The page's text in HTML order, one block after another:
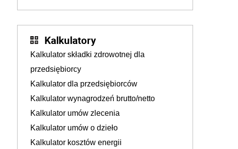
Kalkulatory
Kalkulator składki zdrowotnej dla
przedsiębiorcy
Kalkulator dla przedsiębiorców
Kalkulator wynagrodzeń brutto/netto
Kalkulator umów zlecenia
Kalkulator umów o dzieło
Kalkulator kosztów energii